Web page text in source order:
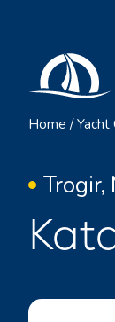
Home / Yacht
Trogir,